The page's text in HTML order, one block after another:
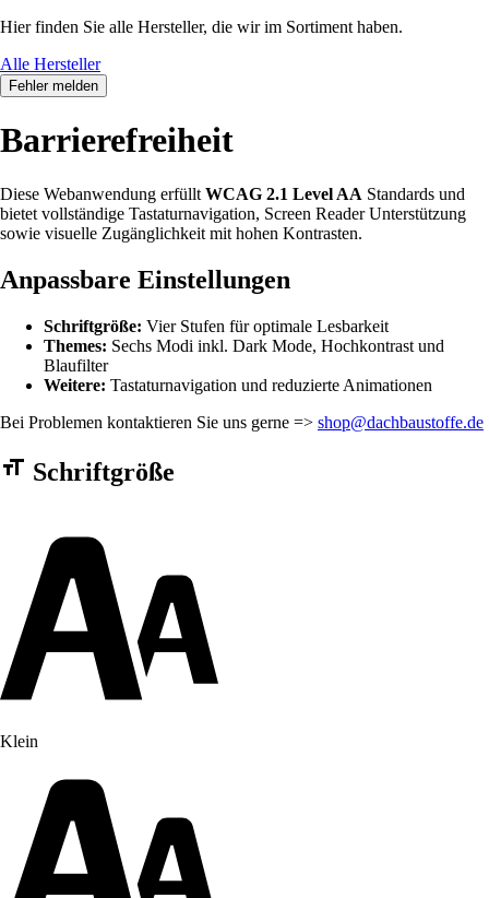
Hier finden Sie alle Hersteller, die wir im Sortiment haben.
Alle Hersteller
Fehler melden
Barrierefreiheit
Diese Webanwendung erfüllt WCAG 2.1 Level AA Standards und
bietet vollständige Tastaturnavigation, Screen Reader Unterstützung
sowie visuelle Zugänglichkeit mit hohen Kontrasten.
Anpassbare Einstellungen
Schriftgröße: Vier Stufen für optimale Lesbarkeit
Themes: Sechs Modi inkl. Dark Mode, Hochkontrast und
Blaufilter
Weitere: Tastaturnavigation und reduzierte Animationen
Bei Problemen kontaktieren Sie uns gerne => shop@dachbaustoffe.de
Barrierefreiheit Einstellungen Formular
Schriftgröße
Klein